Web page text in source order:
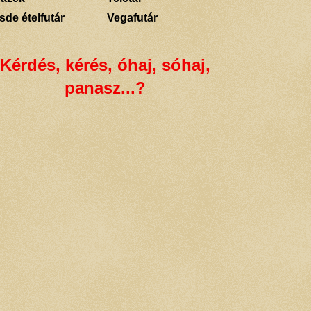
ételfutár
Vegafutár
Kérdés, kérés, óhaj, sóhaj,
panasz...?